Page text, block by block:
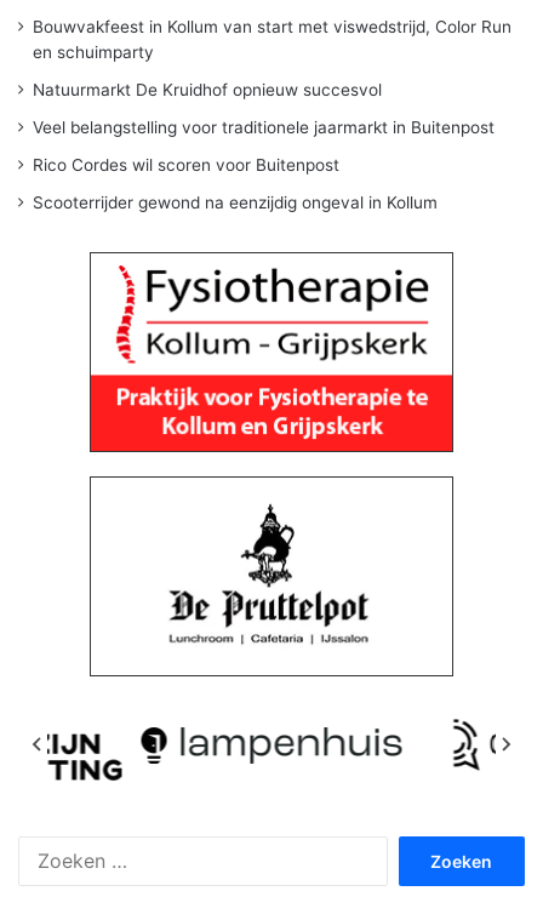
Bouwvakfeest in Kollum van start met viswedstrijd, Color Run
en schuimparty
Natuurmarkt De Kruidhof opnieuw succesvol
Veel belangstelling voor traditionele jaarmarkt in Buitenpost
Rico Cordes wil scoren voor Buitenpost
Scooterrijder gewond na eenzijdig ongeval in Kollum